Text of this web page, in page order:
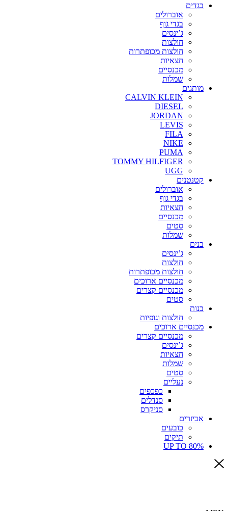
בגדים
אוברולים
בגדי גוף
ג’ינסים
חולצות
חולצות מכופתרות
חצאיות
מכנסיים
שמלות
מותגים
CALVIN KLEIN
DIESEL
JORDAN
LEVIS
FILA
NIKE
PUMA
TOMMY HILFIGER
UGG
קטנטנים
אוברולים
בגדי גוף
חצאיות
מכנסיים
סטים
שמלות
בנים
ג’ינסים
חולצות
חולצות מכופתרות
מכנסיים ארוכים
מכנסיים קצרים
סטים
בנות
חולצות וגופיות
מכנסיים ארוכים
מכנסיים קצרים
ג’ינסים
חצאיות
שמלות
סטים
נעליים
כפכפים
סנדלים
סניקרס
אביזרים
כובעים
תיקים
UP TO 80%